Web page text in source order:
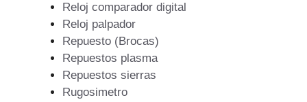
Reloj comparador digital
Reloj palpador
Repuesto (Brocas)
Repuestos plasma
Repuestos sierras
Rugosimetro